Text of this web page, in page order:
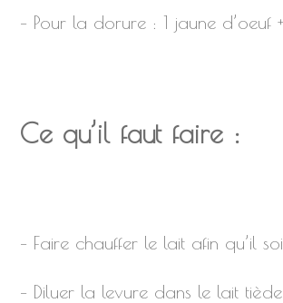
– Pour la dorure : 1 jaune d’oeuf
Ce qu’il faut faire :
– Faire chauffer le lait afin qu’il
– Diluer la levure dans le lait